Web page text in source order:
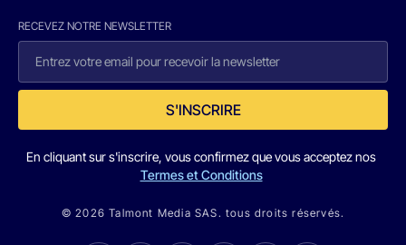
RECEVEZ NOTRE NEWSLETTER
S'INSCRIRE
En cliquant sur s'inscrire, vous confirmez que vous acceptez nos
Termes et Conditions
© 2026 Talmont Media SAS. tous droits réservés.